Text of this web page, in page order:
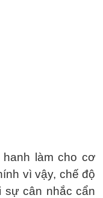
làm cho cơ
vì vậy, chế độ
sự cân nhắc cẩn